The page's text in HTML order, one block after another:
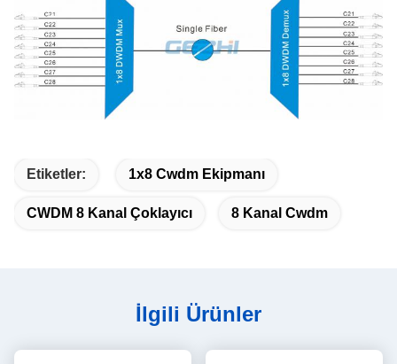
Etiketler: 1x8 Cwdm Ekipmanı
CWDM 8 Kanal Çoklayıcı 8 Kanal Cwdm
İlgili Ürünler